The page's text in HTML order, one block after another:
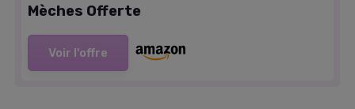
Mèches Offerte
Voir l'offre